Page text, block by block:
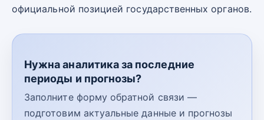
официальной позицией государственных органов.
Нужна аналитика за последние
периоды и прогнозы?
Заполните форму обратной связи —
подготовим актуальные данные и прогнозы